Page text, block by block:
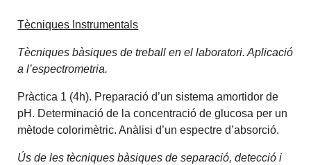
Tècniques Instrumentals
Tècniques bàsiques de treball en el laboratori. Aplicació
a l’espectrometria.
Pràctica 1 (4h). Preparació d’un sistema amortidor de
pH. Determinació de la concentració de glucosa per un
mètode colorimètric. Anàlisi d’un espectre d’absorció.
Ús de les tècniques bàsiques de separació, detecció i